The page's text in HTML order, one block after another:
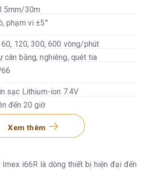
30m
phạm vi ±5°
60, 120, 300, 600 vòng/phút
cân bằng, nghiêng, quét tia
sạc Lithium-ion 7.4V
đến 20 giờ
Xem thêm
Imex i66R là dòng thiết bị hiện đại đến